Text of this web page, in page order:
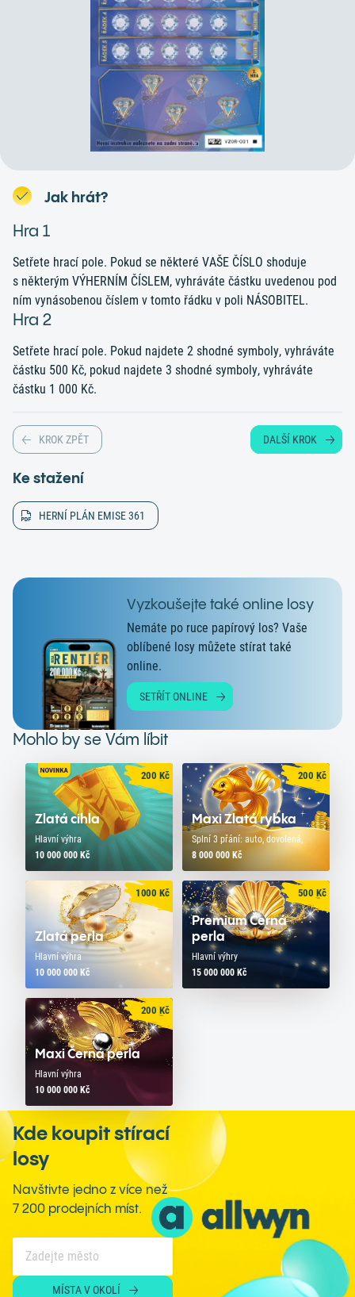
Jak hrát?
Hra 1
Setřete hrací pole. Pokud se některé VAŠE ČÍSLO shoduje
s některým VÝHERNÍM ČÍSLEM, vyhráváte částku uvedenou pod
ním vynásobenou číslem v tomto řádku v poli NÁSOBITEL.
Hra 2
Setřete hrací pole. Pokud najdete 2 shodné symboly, vyhráváte
částku 500 Kč, pokud najdete 3 shodné symboly, vyhráváte
částku 1 000 Kč.
KROK ZPĚT DALŠÍ KROK
Ke stažení
HERNÍ PLÁN EMISE 361
Vyzkoušejte také online losy
Nemáte po ruce papírový los? Vaše
oblíbené losy můžete stírat také
online.
SETŘÍT ONLINE
Mohlo by se Vám líbit
Zlatá cihla
Hlavní výhra
10 000 000 Kč
200Kč
Maxi Zlatá rybka
Splní 3 přání: auto, dovolená,
8 000 000 Kč
200Kč
Zlatá perla
Hlavní výhra
10 000 000 Kč
1000Kč
Premium Černá
perla
Hlavní výhry
15 000 000 Kč
500Kč
Maxi Černá perla
Hlavní výhra
10 000 000 Kč
200Kč
Kde koupit stírací
losy
Navštivte jedno z více než
7 200 prodejních míst.
MÍSTA V OKOLÍ